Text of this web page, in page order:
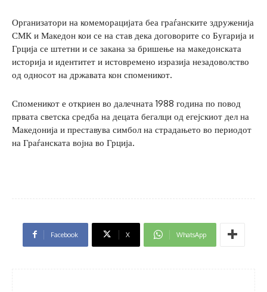
Организатори на комеморацијата беа граѓанските здруженија
СМК и Македон кои се на став дека договорите со Бугарија и
Грција се штетни и се закана за бришење на македонската
историја и идентитет и истовремено изразија незадоволство
од односот на државата кон споменикот.
Споменикот е откриен во далечната 1988 година по повод
првата светска средба на децата бегалци од егејскиот дел на
Македонија и преставува симбол на страдањето во периодот
на Граѓанската војна во Грција.
Facebook X WhatsApp